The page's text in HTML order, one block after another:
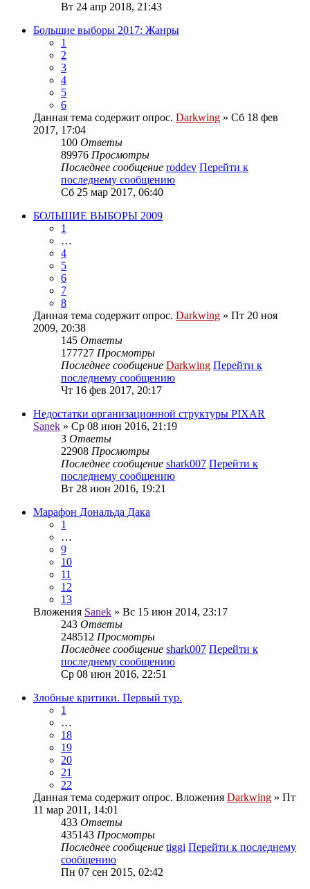
Вт 24 апр 2018, 21:43
Большие выборы 2017: Жанры
1
2
3
4
5
6
Данная тема содержит опрос. Darkwing » Сб 18 фев
2017, 17:04
100 Ответы
89976 Просмотры
Последнее сообщение roddev Перейти к
последнему сообщению
Сб 25 мар 2017, 06:40
БОЛЬШИЕ ВЫБОРЫ 2009
1
…
4
5
6
7
8
Данная тема содержит опрос. Darkwing » Пт 20 ноя
2009, 20:38
145 Ответы
177727 Просмотры
Последнее сообщение Darkwing Перейти к
последнему сообщению
Чт 16 фев 2017, 20:17
Недостатки организационной структуры PIXAR
Sanek » Ср 08 июн 2016, 21:19
3 Ответы
22908 Просмотры
Последнее сообщение shark007 Перейти к
последнему сообщению
Вт 28 июн 2016, 19:21
Марафон Дональда Дака
1
…
9
10
11
12
13
Вложения Sanek » Вс 15 июн 2014, 23:17
243 Ответы
248512 Просмотры
Последнее сообщение shark007 Перейти к
последнему сообщению
Ср 08 июн 2016, 22:51
Злобные критики. Первый тур.
1
…
18
19
20
21
22
Данная тема содержит опрос. Вложения Darkwing » Пт
11 мар 2011, 14:01
433 Ответы
435143 Просмотры
Последнее сообщение tiggi Перейти к последнему
сообщению
Пн 07 сен 2015, 02:42